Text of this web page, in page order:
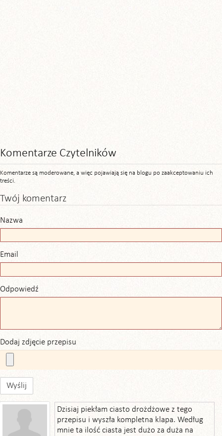
Komentarze Czytelników
Komentarze są moderowane, a więc pojawiają się na blogu po zaakceptowaniu ich
treści.
Twój komentarz
Nazwa
Email
Odpowiedź
Dodaj zdjęcie przepisu
Wyślij
Dzisiaj piekłam ciasto drożdżowe z tego
przepisu i wyszła kompletna klapa. Według
mnie ta ilość ciasta jest dużo za duża na